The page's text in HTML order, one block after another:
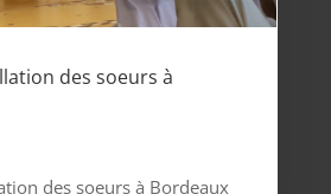
des soeurs à
des soeurs à Bordeaux